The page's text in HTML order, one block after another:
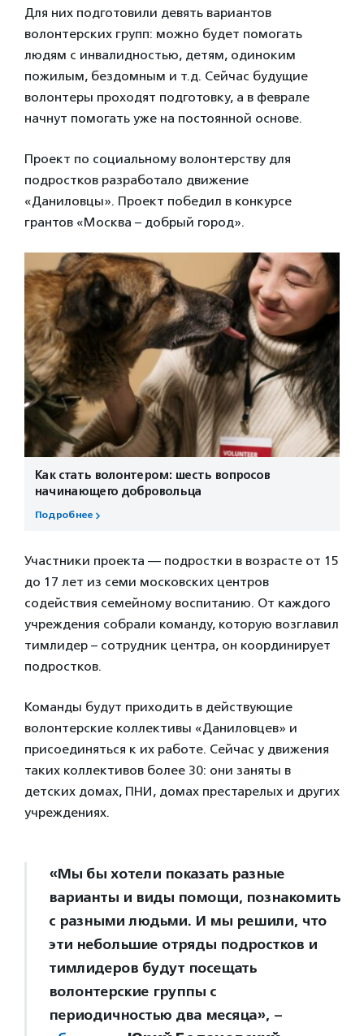
Для них подготовили девять вариантов
волонтерских групп: можно будет помогать
людям с инвалидностью, детям, одиноким
пожилым, бездомным и т.д. Сейчас будущие
волонтеры проходят подготовку, а в феврале
начнут помогать уже на постоянной основе.
Проект по социальному волонтерству для
подростков разработало движение
«Даниловцы». Проект победил в конкурсе
грантов «Москва – добрый город».
Как стать волонтером: шесть вопросов
начинающего добровольца
Подробнее
Участники проекта — подростки в возрасте от 15
до 17 лет из семи московских центров
содействия семейному воспитанию. От каждого
учреждения собрали команду, которую возглавил
тимлидер – сотрудник центра, он координирует
подростков.
Команды будут приходить в действующие
волонтерские коллективы «Даниловцев» и
присоединяться к их работе. Сейчас у движения
таких коллективов более 30: они заняты в
детских домах, ПНИ, домах престарелых и других
учреждениях.
«Мы бы хотели показать разные
варианты и виды помощи, познакомить
с разными людьми. И мы решили, что
эти небольшие отряды подростков и
тимлидеров будут посещать
волонтерские группы с
периодичностью два месяца», –